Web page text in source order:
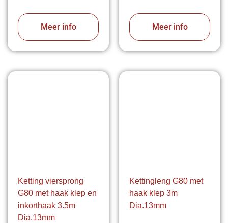
Meer info Meer info
Ketting viersprong
G80 met haak klep en
inkorthaak 3.5m
Dia.13mm
Kettingleng G80 met
haak klep 3m
Dia.13mm